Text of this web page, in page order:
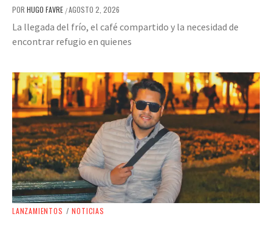
POR HUGO FAVRE /AGOSTO 2, 2026
La llegada del frío, el café compartido y la necesidad de
encontrar refugio en quienes
LANZAMIENTOS / NOTICIAS